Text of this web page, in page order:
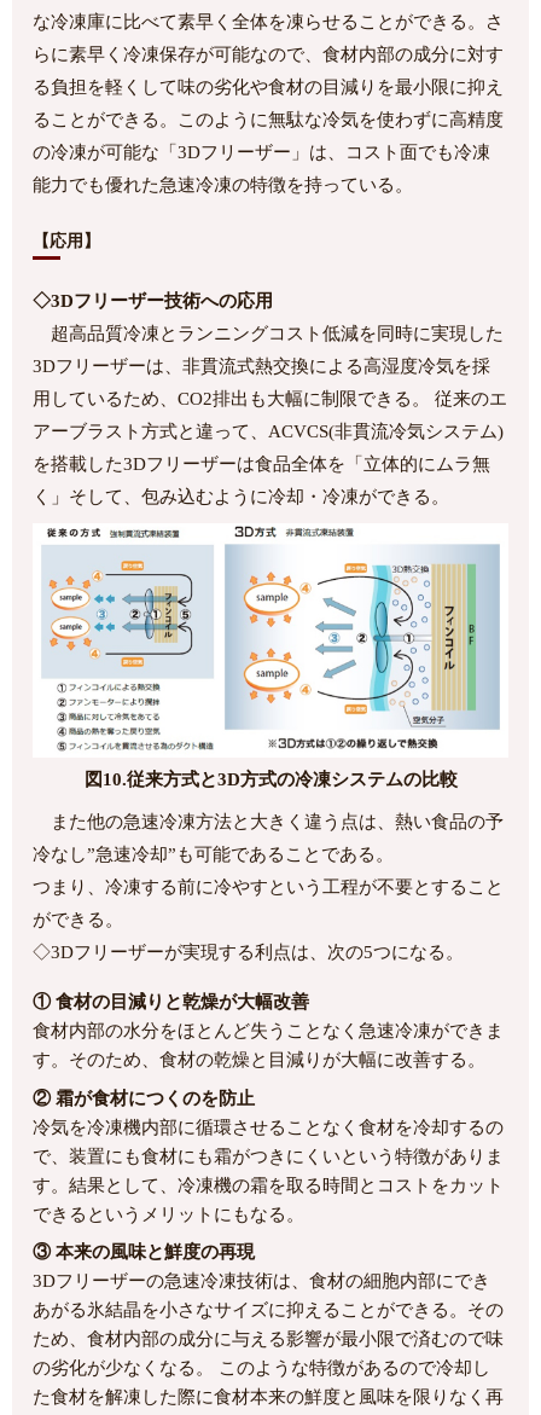
な冷凍庫に比べて素早く全体を凍らせることができる。さ
らに素早く冷凍保存が可能なので、食材内部の成分に対す
る負担を軽くして味の劣化や食材の目減りを最小限に抑え
ることができる。このように無駄な冷気を使わずに高精度
の冷凍が可能な「3Dフリーザー」は、コスト面でも冷凍
能力でも優れた急速冷凍の特徴を持っている。
【応用】
◇3Dフリーザー技術への応用
超高品質冷凍とランニングコスト低減を同時に実現した
3Dフリーザーは、非貫流式熱交換による高湿度冷気を採
用しているため、CO2排出も大幅に制限できる。 従来のエ
アーブラスト方式と違って、ACVCS(非貫流冷気システム)
を搭載した3Dフリーザーは食品全体を「立体的にムラ無
く」そして、包み込むように冷却・冷凍ができる。
図10.従来方式と3D方式の冷凍システムの比較
また他の急速冷凍方法と大きく違う点は、熱い食品の予
冷なし”急速冷却”も可能であることである。
つまり、冷凍する前に冷やすという工程が不要とすること
ができる。
◇3Dフリーザーが実現する利点は、次の5つになる。
① 食材の目減りと乾燥が大幅改善
食材内部の水分をほとんど失うことなく急速冷凍ができま
す。そのため、食材の乾燥と目減りが大幅に改善する。
② 霜が食材につくのを防止
冷気を冷凍機内部に循環させることなく食材を冷却するの
で、装置にも食材にも霜がつきにくいという特徴がありま
す。結果として、冷凍機の霜を取る時間とコストをカット
できるというメリットにもなる。
③ 本来の風味と鮮度の再現
3Dフリーザーの急速冷凍技術は、食材の細胞内部にでき
あがる氷結晶を小さなサイズに抑えることができる。その
ため、食材内部の成分に与える影響が最小限で済むので味
の劣化が少なくなる。 このような特徴があるので冷却し
た食材を解凍した際に食材本来の鮮度と風味を限りなく再